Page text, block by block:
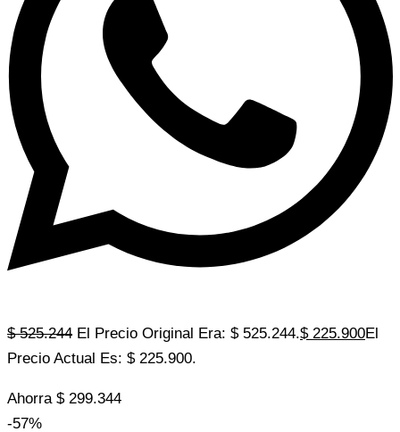
$525.244 El Precio Original Era: $ 525.244.$225.900El
Precio Actual Es: $ 225.900.
Ahorra $299.344
-57%